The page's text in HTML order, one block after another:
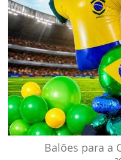
Balões para a